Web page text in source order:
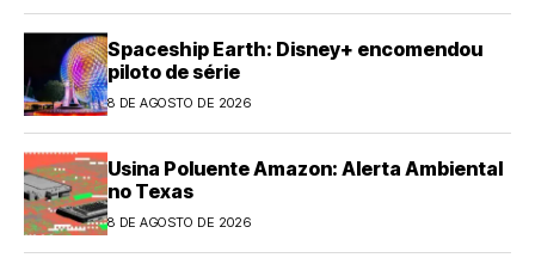
Spaceship Earth: Disney+ encomendou
piloto de série
8 DE AGOSTO DE 2026
Usina Poluente Amazon: Alerta Ambiental
no Texas
8 DE AGOSTO DE 2026